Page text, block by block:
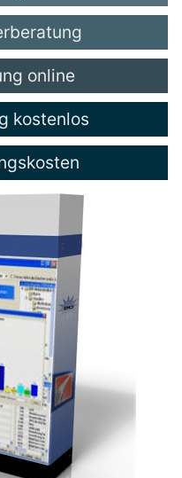
online
kostenlos